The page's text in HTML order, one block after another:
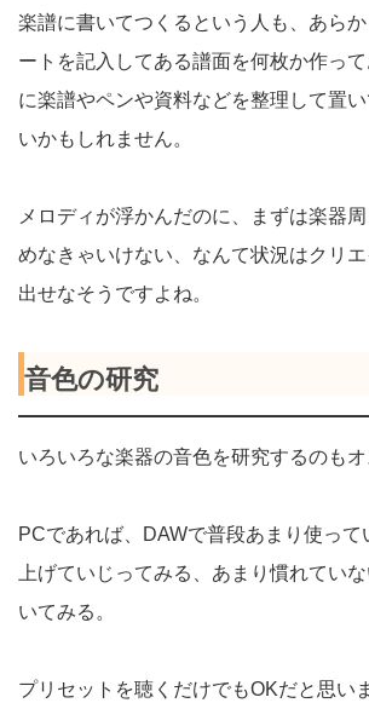
楽譜に書いてつくるという人も、あら
ートを記入してある譜面を何枚か作っ
に楽譜やペンや資料などを整理して置
いかもしれません。
メロディが浮かんだのに、まずは楽器
めなきゃいけない、なんて状況はクリ
出せなそうですよね。
音色の研究
いろいろな楽器の音色を研究するのもオ
PCであれば、DAWで普段あまり使って
上げていじってみる、あまり慣れてい
いてみる。
プリセットを聴くだけでもOKだと思い